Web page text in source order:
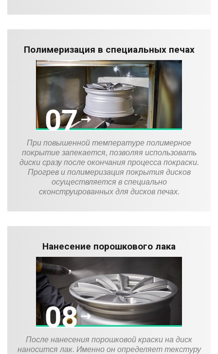
Полимеризация в специальных печах
При повышенной температуре полимерное
покрытие запекается, позволяя использовать
диски сразу после окончания процесса покраски.
Прогрев и полимеризация покрытия дисков
осуществляется в специально
сконструированных для дисков печах.
Нанесение порошкового лака
После нанесения порошковой краски на диск
наносится лак. Именно он определяет текстуру